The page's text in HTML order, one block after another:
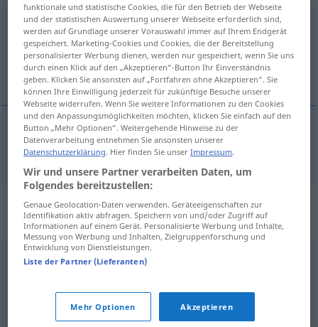
mucksmäuschenstill
Übersicht aller Übersetzungen
(Für mehr Details die Übersetzung anklicken/antippen)
mucksmäuschenstill → siehe „mäuschenstill
Synonyme für
"mucksmäuschenstill"
totenstill, (ganz) still,(ganz) leise
© OpenThesaurus.de
funktionale und statistische Cookies, die für den Betrieb der Webseite
und der statistischen Auswertung unserer Webseite erforderlich sind,
werden auf Grundlage unserer Vorauswahl immer auf Ihrem Endgerät
gespeichert. Marketing-Cookies und Cookies, die der Bereitstellung
personalisierter Werbung dienen, werden nur gespeichert, wenn Sie uns
durch einen Klick auf den „Akzeptieren“-Button Ihr Einverständnis
geben. Klicken Sie ansonsten auf „Fortfahren ohne Akzeptieren“. Sie
können Ihre Einwilligung jederzeit für zukünftige Besuche unserer
Webseite widerrufen. Wenn Sie weitere Informationen zu den Cookies
und den Anpassungsmöglichkeiten möchten, klicken Sie einfach auf den
Button „Mehr Optionen“. Weitergehende Hinweise zu der
Datenverarbeitung entnehmen Sie ansonsten unserer
Datenschutzerklärung. Hier finden Sie unserImpressum.
Wir und unsere Partner verarbeiten Daten, um
Folgendes bereitzustellen:
Genaue Geolocation-Daten verwenden. Geräteeigenschaften zur
Identifikation aktiv abfragen. Speichern von und/oder Zugriff auf
Informationen auf einem Gerät. Personalisierte Werbung und Inhalte,
Messung von Werbung und Inhalten, Zielgruppenforschung und
Entwicklung von Dienstleistungen.
Liste der Partner (Lieferanten)
Mehr Optionen Akzeptieren